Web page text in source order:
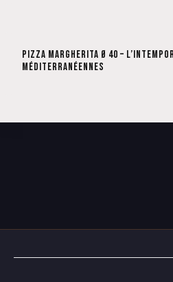
PIZZA MARGHERITA Ø 40 –
MÉDITERRANÉENNES